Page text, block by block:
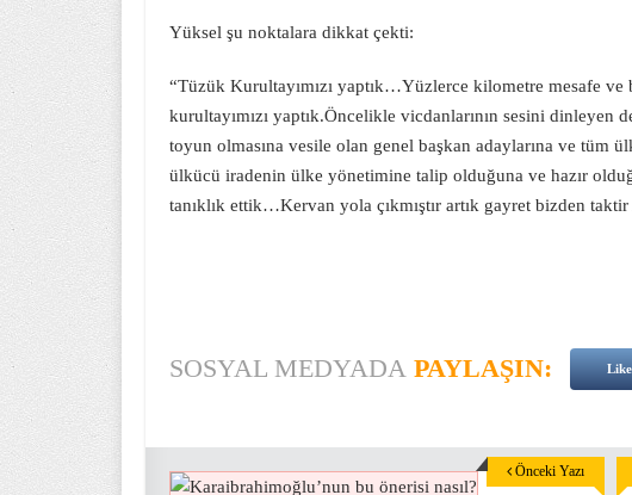
Yüksel şu noktalara dikkat çekti:
“Tüzük Kurultayımızı yaptık…Yüzlerce kilometre mesafe ve
kurultayımızı yaptık.Öncelikle vicdanlarının sesini dinleyen
toyun olmasına vesile olan genel başkan adaylarına ve tüm
ülkücü iradenin ülke yönetimine talip olduğuna ve hazır
tanıklık ettik…Kervan yola çıkmıştır artık gayret bizden
SOSYAL MEDYADA PAYLAŞIN: Like
Önceki Yazı